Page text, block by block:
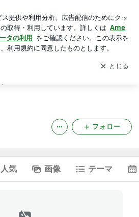
ブログの更新通知
を受け取りまし
開く
フォロー
人気 画像 テーマ